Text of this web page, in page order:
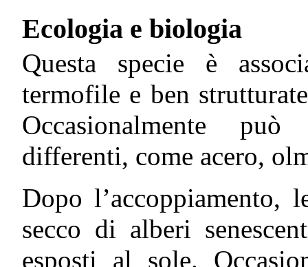
Ecologia e biologia
Questa specie è
termofile e ben
Occasionalmente
differenti, come acero,
Dopo l’accoppiamento,
secco di alberi
esposti al sole.